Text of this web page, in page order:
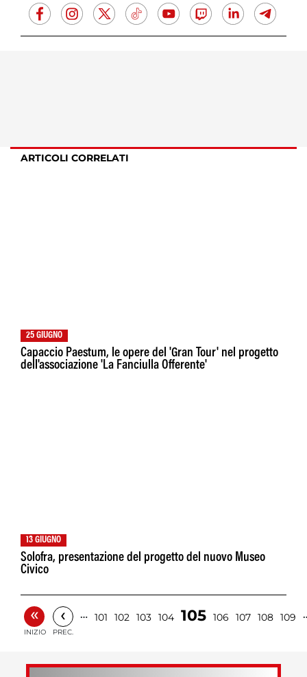
ARTICOLI CORRELATI
25 GIUGNO
Capaccio Paestum, le opere del 'Gran Tour' nel progetto
dell'associazione 'La Fanciulla Offerente'
13 GIUGNO
Solofra, presentazione del progetto del nuovo Museo
Civico
«
INIZIO
‹
PREC.
… 101 102 103 104 105 106 107 108 109